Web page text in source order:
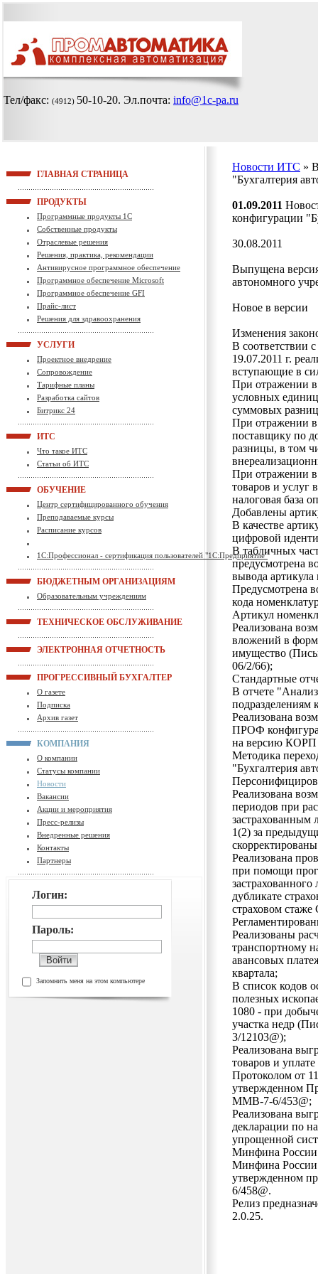
Тел/факс: (4912) 50-10-20. Эл.почта: info@1c-pa.ru
ГЛАВНАЯ СТРАНИЦА
ПРОДУКТЫ
Программные продукты 1С
Собственные продукты
Отраслевые решения
Решения, практика, рекомендации
Антивирусное программное обеспечение
Программное обеспечение Microsoft
Программное обеспечение GFI
Прайс-лист
Решения для здравоохранения
УСЛУГИ
Проектное внедрение
Сопровождение
Тарифные планы
Разработка сайтов
Битрикс 24
ИТС
Что такое ИТС
Статьи об ИТС
ОБУЧЕНИЕ
Центр сертифицированного обучения
Преподаваемые курсы
Расписание курсов
1С:Профессионал - сертификация пользователей "1С:Предприятие"
БЮДЖЕТНЫМ ОРГАНИЗАЦИЯМ
Образовательным учреждениям
ТЕХНИЧЕСКОЕ ОБСЛУЖИВАНИЕ
ЭЛЕКТРОННАЯ ОТЧЕТНОСТЬ
ПРОГРЕССИВНЫЙ БУХГАЛТЕР
О газете
Подписка
Архив газет
КОМПАНИЯ
О компании
Статусы компании
Новости
Вакансии
Акции и мероприятия
Пресс-релизы
Внедренные решения
Контакты
Партнеры
Логин:
Пароль:
Запомнить меня на этом компьютере
Новости ИТС »
"Бухгалтерия
01.09.2011
конфигурации
30.08.2011
Выпущена
автономного
Новое в версии
Изменения
В соответствии
19.07.2011 г.
вступающие в
При отражении в
условных
суммовых
При отражении в
поставщику по
разницы, в том
При отражении в
товаров и услуг
налоговая база
Добавлены
В качестве
цифровой
В табличных
предусмотрена
вывода
Предусмотрена
кода
Артикул
Реализована
вложений в
имущество
06/2/66);
Стандартные
В отчете
подразделениям
Реализована
ПРОФ
на версию КОРП
Методика
"Бухгалтерия
Реализована
периодов при
застрахованным
1(2) за
Реализована
при помощи
дубликате
страховом
Реализованы
транспортному
авансовых
квартала;
В список кодов
полезных
1080 - при
участка недр
3/12103@);
Реализована
товаров и
Протоколом от
утвержденном
ММВ-7-6/453@;
Реализована
декларации по
упрощенной
Минфина России
Минфина России
утвержденном
6/458@.
Релиз
2.0.25.